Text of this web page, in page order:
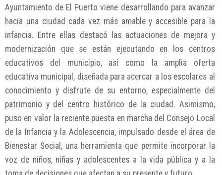
Ayuntamiento de El Puerto viene desarrollando para avanzar
hacia una ciudad cada vez más amable y accesible para la
infancia. Entre ellas destacó las actuaciones de mejora y
modernización que se están ejecutando en los centros
educativos del municipio, así como la amplia oferta
educativa municipal, diseñada para acercar a los escolares al
conocimiento y disfrute de su entorno, especialmente del
patrimonio y del centro histórico de la ciudad. Asimismo,
puso en valor la reciente puesta en marcha del Consejo Local
de la Infancia y la Adolescencia, impulsado desde el área de
Bienestar Social, una herramienta que permite incorporar la
voz de niños, niñas y adolescentes a la vida pública y a la